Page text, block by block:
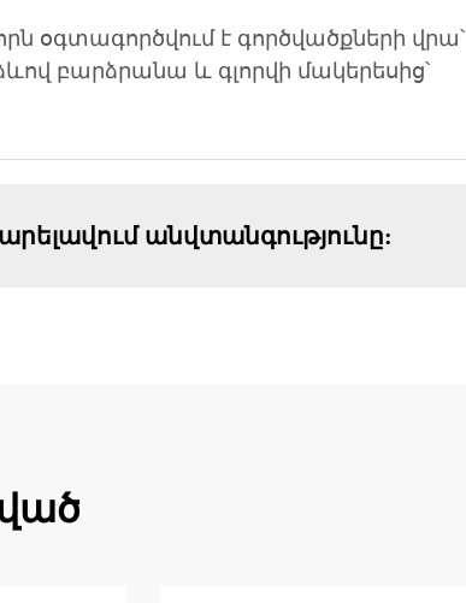
օգտագործվում է գործվածքների վրա՝
բարձրանա և գլորվի մակերեսից՝
անվտանգությունը: